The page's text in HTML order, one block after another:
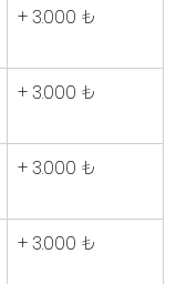
+ 3.000 ₺
+ 3.000 ₺
+ 3.000 ₺
+ 3.000 ₺